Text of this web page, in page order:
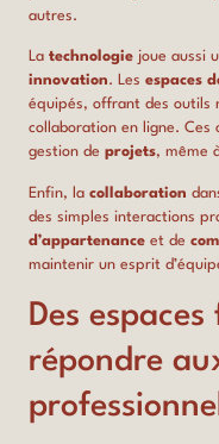
autres.
La technologie joue aussi
innovation. Les espaces
équipés, offrant des outils
collaboration en ligne.
gestion de projets, même
Enfin, la collaboration
des simples interactions
d’appartenance et de
maintenir un esprit
Des
répondre